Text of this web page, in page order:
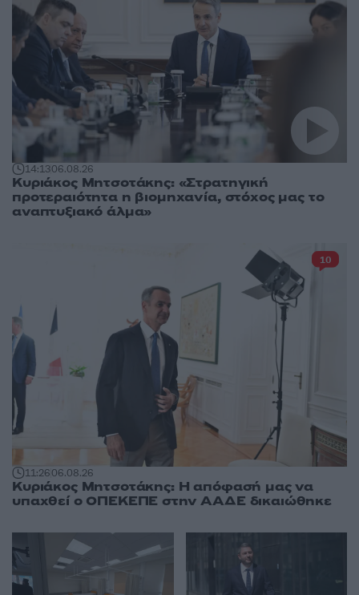
14:1306.08.26
Κυριάκος Μητσοτάκης: «Στρατηγική
προτεραιότητα η βιομηχανία, στόχος μας το
αναπτυξιακό άλμα»
11:2606.08.26
Κυριάκος Μητσοτάκης: Η απόφασή μας να
υπαχθεί ο ΟΠΕΚΕΠΕ στην ΑΑΔΕ δικαιώθηκε
10